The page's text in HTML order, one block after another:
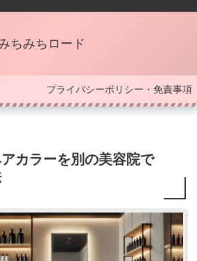
ちみちロード
プライバシーポリシー・免責事項
カラーを別の美容院で